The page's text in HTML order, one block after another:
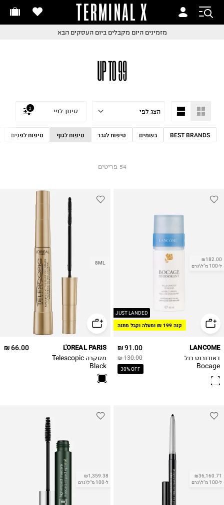
TERMINAL X
מזמינים היום מקבלים ביום העסקים הבא
UP TO 99
סינון לפי 2
BEST BRANDS בשמים טיפוח לגבר טיפוח לגוף טיפוח לפנים
54 פריטים
JUST LANDED
קנה 199 ₪ ומעלה וקבל מתנה
₪182.00
ל-100 מ"ל\גרם
91.00 ₪
130.00 ₪
30% OFF
LANCOME
דאודורנט רול
Bocage
8ML
66.00 ₪ L'OREAL PARIS
מסקרה Telescopic
Black
₪36,160.71
ל-100 מ"ל\גרם
₪1,359.38
ל-100 מ"ל\גרם